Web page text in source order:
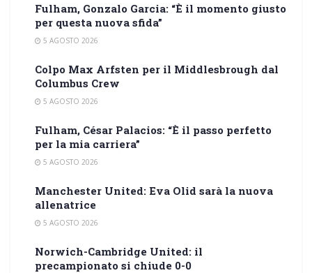
Fulham, Gonzalo Garcia: “È il momento giusto
per questa nuova sfida”
5 AGOSTO 2026
Colpo Max Arfsten per il Middlesbrough dal
Columbus Crew
5 AGOSTO 2026
Fulham, César Palacios: “È il passo perfetto
per la mia carriera”
5 AGOSTO 2026
Manchester United: Eva Olid sarà la nuova
allenatrice
5 AGOSTO 2026
Norwich-Cambridge United: il
precampionato si chiude 0-0